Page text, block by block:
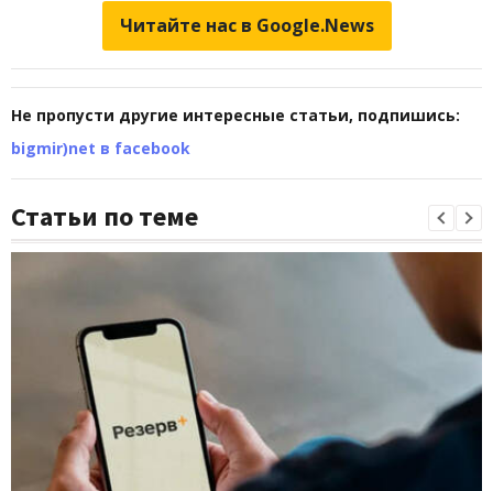
Читайте нас в Google.News
Не пропусти другие интересные статьи, подпишись:
bigmir)net в facebook
Статьи по теме